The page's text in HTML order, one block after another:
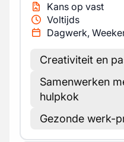
Kans op vast
Voltijds
Dagwerk,
Creativiteit en
Samenwerken
hulpkok
Gezonde werk-